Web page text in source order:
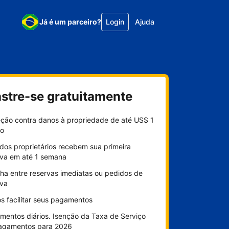
Já é um parceiro? Login Ajuda
se gratuitamente
contra danos à propriedade de até US$ 1
proprietários recebem sua primeira
em até 1 semana
entre reservas imediatas ou pedidos de
facilitar seus pagamentos
diários. Isenção da Taxa de Serviço
para 2026